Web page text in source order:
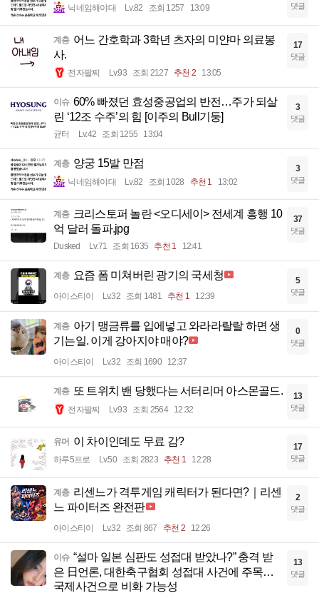
닉네임해야대 Lv.82 조회 1257 13:09 댓글
계층 어느 간호학과 3학년 츠자의 미얀마 의료봉
사.
전자팔찌 Lv.93 조회 2127 추천 2 13:05
17
댓글
이슈 60% 빠졌던 효성중공업의 반전…주가 되살
린 ‘12조 수주’의 힘 [이주의 Bull기둥]
균터 Lv.42 조회 1255 13:04
3
댓글
계층 양궁 15발 만점
닉네임해야대 Lv.82 조회 1028 추천 1 13:02
3
댓글
계층 크리스토퍼 놀란 <오디세이> 전세계 흥행 10
억 달러 돌파.jpg
Dusked Lv.71 조회 1635 추천 1 12:41
37
댓글
계층 요즘 폼 미쳐버린 광기의 국세청
아이스티이 Lv.32 조회 1481 추천 1 12:39
5
댓글
계층 아기 맹금류를 입에넣고 와라라랄랄 하면 생
기는일. 이게 강아지야 매야?
아이스티이 Lv.32 조회 1690 12:37
0
댓글
계층 또 트위치 밴 당했다는 서터리머 아스몬골드.
전자팔찌 Lv.93 조회 2564 12:32
13
댓글
유머 이 차이인데도 무료 감?
하루5프로 Lv.50 조회 2823 추천 1 12:28
17
댓글
계층 리센느가 격투게임 캐릭터가 된다면?｜리센
느 파이터즈 완전판
아이스티이 Lv.32 조회 867 추천 2 12:26
2
댓글
이슈 “설마 일본 심판도 성접대 받았나?” 충격 받
은 日언론, 대한축구협회 성접대 사건에 주목…
국제사건으로 비화 가능성
13
댓글